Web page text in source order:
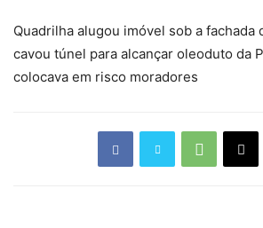
Quadrilha alugou imóvel sob a fachada
cavou túnel para alcançar oleoduto da
colocava em risco moradores